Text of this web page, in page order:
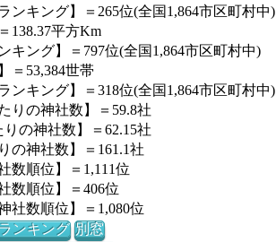
ンキング】＝265位(全国1,864市区町村中)
138.37平方Km
キング】＝797位(全国1,864市区町村中)
＝53,384世帯
ンキング】＝318位(全国1,864市区町村中)
りの神社数】＝59.8社
りの神社数】＝62.15社
の神社数】＝161.1社
数順位】＝1,111位
数順位】＝406位
社数順位】＝1,080位
ンキング 別窓